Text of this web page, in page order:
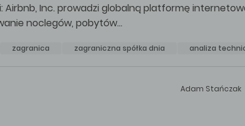
Airbnb, Inc. prowadzi globalną platformę
noclegów, pobytów…
zagranica zagraniczna spółka dnia analiza
Adam Stańczak